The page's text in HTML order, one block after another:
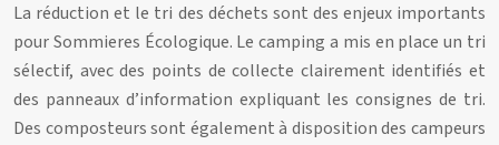
La réduction et le tri des déchets sont des enjeux importants
pour Sommieres Écologique. Le camping a mis en place un tri
sélectif, avec des points de collecte clairement identifiés et
des panneaux d’information expliquant les consignes de tri.
Des composteurs sont également à disposition des campeurs